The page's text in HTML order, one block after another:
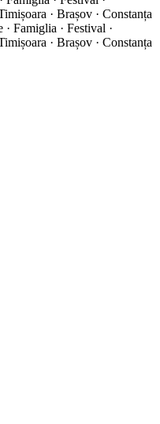
· Brașov · Constanța
· Famiglia · Festival ·
· Brașov · Constanța